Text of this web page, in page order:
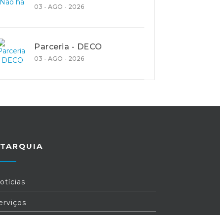
03 - AGO - 2026
Parceria - DECO
03 - AGO - 2026